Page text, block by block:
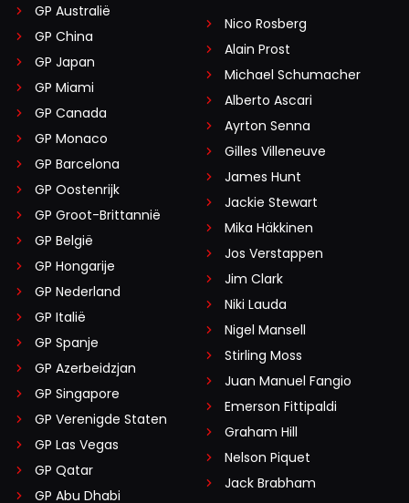
GP Australië
GP China
GP Japan
GP Miami
GP Canada
GP Monaco
GP Barcelona
GP Oostenrijk
GP Groot-Brittannië
GP België
GP Hongarije
GP Nederland
GP Italië
GP Spanje
GP Azerbeidzjan
GP Singapore
GP Verenigde Staten
GP Las Vegas
GP Qatar
GP Abu Dhabi
Nico Rosberg
Alain Prost
Michael Schumacher
Alberto Ascari
Ayrton Senna
Gilles Villeneuve
James Hunt
Jackie Stewart
Mika Häkkinen
Jos Verstappen
Jim Clark
Niki Lauda
Nigel Mansell
Stirling Moss
Juan Manuel Fangio
Emerson Fittipaldi
Graham Hill
Nelson Piquet
Jack Brabham